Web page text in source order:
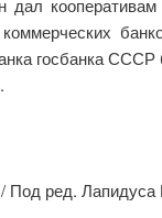
кооперативам
коммерческих
госбанка
ред.